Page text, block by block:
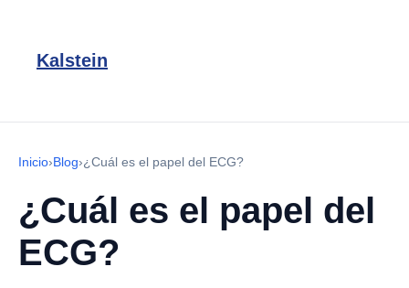
Kalstein
Inicio›Blog›¿Cuál es el papel del ECG?
¿Cuál es el papel del
ECG?